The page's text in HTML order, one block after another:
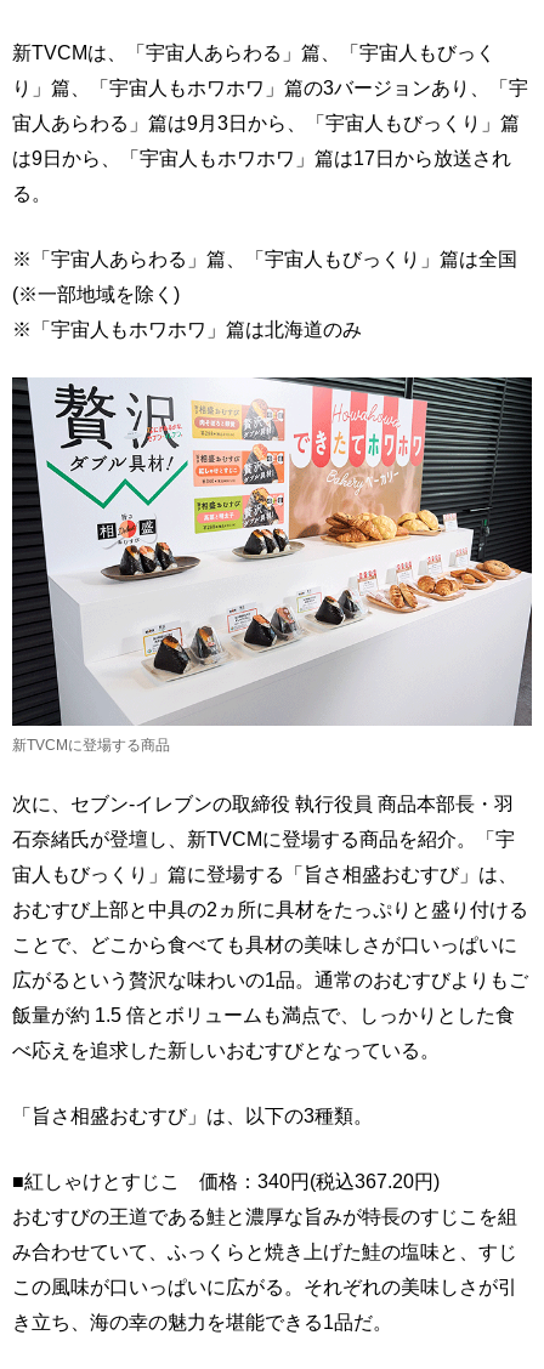
新TVCMは、「宇宙人あらわる」篇、「宇宙人もびっく
り」篇、「宇宙人もホワホワ」篇の3バージョンあり、「宇
宙人あらわる」篇は9月3日から、「宇宙人もびっくり」篇
は9日から、「宇宙人もホワホワ」篇は17日から放送され
る。
※「宇宙人あらわる」篇、「宇宙人もびっくり」篇は全国
(※一部地域を除く)
※「宇宙人もホワホワ」篇は北海道のみ
新TVCMに登場する商品
次に、セブン-イレブンの取締役 執行役員 商品本部長・羽
石奈緒氏が登壇し、新TVCMに登場する商品を紹介。「宇
宙人もびっくり」篇に登場する「旨さ相盛おむすび」は、
おむすび上部と中具の2ヵ所に具材をたっぷりと盛り付ける
ことで、どこから食べても具材の美味しさが口いっぱいに
広がるという贅沢な味わいの1品。通常のおむすびよりもご
飯量が約 1.5 倍とボリュームも満点で、しっかりとした食
べ応えを追求した新しいおむすびとなっている。
「旨さ相盛おむすび」は、以下の3種類。
■紅しゃけとすじこ 価格：340円(税込367.20円)
おむすびの王道である鮭と濃厚な旨みが特長のすじこを組
み合わせていて、ふっくらと焼き上げた鮭の塩味と、すじ
この風味が口いっぱいに広がる。それぞれの美味しさが引
き立ち、海の幸の魅力を堪能できる1品だ。